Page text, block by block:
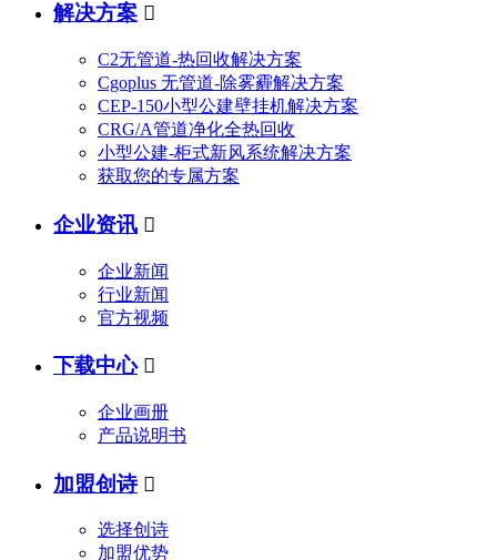
解决方案 
C2无管道-热回收解决方案
Cgoplus 无管道-除雾霾解决方案
CEP-150小型公建壁挂机解决方案
CRG/A管道净化全热回收
小型公建-柜式新风系统解决方案
获取您的专属方案
企业资讯 
企业新闻
行业新闻
官方视频
下载中心 
企业画册
产品说明书
加盟创诗 
选择创诗
加盟优势